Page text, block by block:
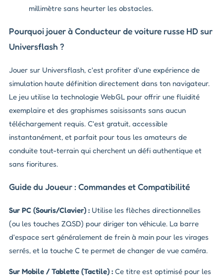
millimètre sans heurter les obstacles.
Pourquoi jouer à Conducteur de voiture russe HD sur
Universflash ?
Jouer sur Universflash, c'est profiter d'une expérience de
simulation haute définition directement dans ton navigateur.
Le jeu utilise la technologie WebGL pour offrir une fluidité
exemplaire et des graphismes saisissants sans aucun
téléchargement requis. C'est gratuit, accessible
instantanément, et parfait pour tous les amateurs de
conduite tout-terrain qui cherchent un défi authentique et
sans fioritures.
Guide du Joueur : Commandes et Compatibilité
Sur PC (Souris/Clavier) : Utilise les flèches directionnelles
(ou les touches ZQSD) pour diriger ton véhicule. La barre
d'espace sert généralement de frein à main pour les virages
serrés, et la touche C te permet de changer de vue caméra.
Sur Mobile / Tablette (Tactile) : Ce titre est optimisé pour les